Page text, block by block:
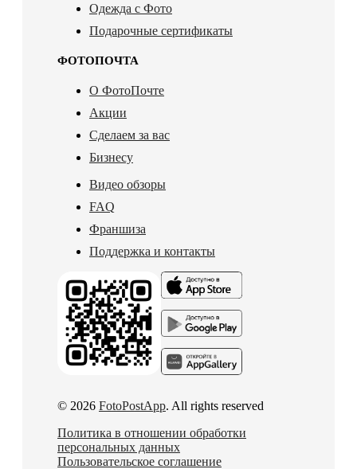
Одежда с Фото
Подарочные сертификаты
ФОТОПОЧТА
О ФотоПочте
Акции
Сделаем за вас
Бизнесу
Видео обзоры
FAQ
Франшиза
Поддержка и контакты
© 2026 FotoPostApp. All rights reserved
Политика в отношении обработки
персональных данных
Пользовательское соглашение